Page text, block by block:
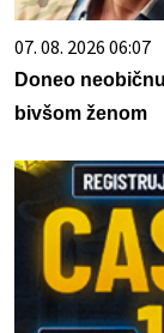
07. 08. 2026 06:07
Doneo
bivšom ženom